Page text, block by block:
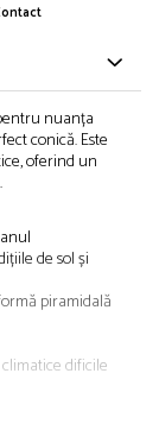
nuanța
conică. Este
oferind un
de sol și
piramidală
dificile